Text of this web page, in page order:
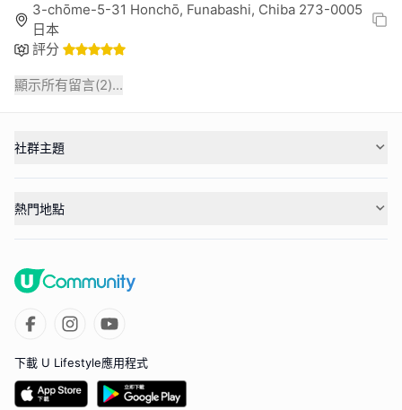
3-chōme-5-31 Honchō, Funabashi, Chiba 273-0005
日本
評分
顯示所有留言(2)...
社群主題
熱門地點
下載 U Lifestyle應用程式